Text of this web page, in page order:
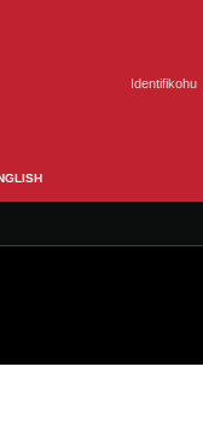
Identifikohu